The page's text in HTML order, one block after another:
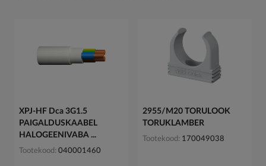
XPJ-HF Dca 3G1.5
PAIGALDUSKAABEL
HALOGEENIVABA ...
Tootekood 040001460
2955/M20 TORULOOK
TORUKLAMBER
Tootekood 170049038